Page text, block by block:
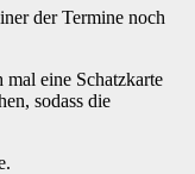
der Termine noch
eine Schatzkarte
sodass die